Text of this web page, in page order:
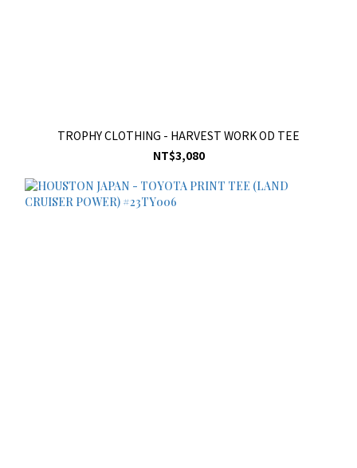
TROPHY CLOTHING - HARVEST WORK OD TEE
NT$3,080